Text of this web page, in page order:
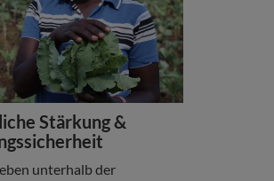
Stärkung &
unterhalb der